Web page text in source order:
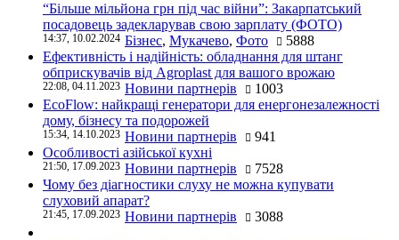
“Більше мільйона грн під час війни”: Закарпатський
посадовець задекларував свою зарплату (ФОТО)
14:37, 10.02.2024 Бізнес, Мукачево, Фото
5888
Ефективність і надійність: обладнання для штанг
обприскувачів від Agroplast для вашого врожаю
22:08, 04.11.2023 Новини партнерів
1003
EcoFlow: найкращі генератори для енергонезалежності
дому, бізнесу та подорожей
15:34, 14.10.2023 Новини партнерів
941
Особливості азійської кухні
21:50, 17.09.2023 Новини партнерів
7528
Чому без діагностики слуху не можна купувати
слуховий апарат?
21:45, 17.09.2023 Новини партнерів 3088